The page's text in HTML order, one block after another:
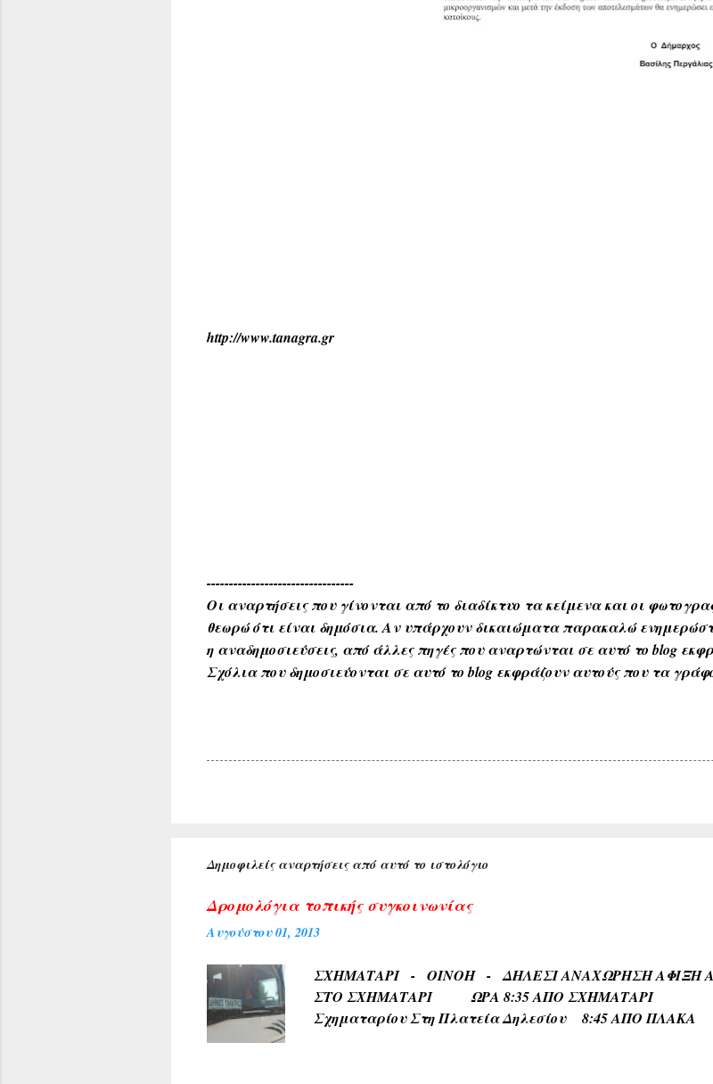
http://www.tanagra.gr
---------------------------------
Οι αναρτήσεις που γίνονται από το διαδίκτυο τα κείμενα και οι
θεωρώ ότι είναι δημόσια. Αν υπάρχουν δικαιώματα παρακαλώ
η αναδημοσιεύσεις, από άλλες πηγές που αναρτώνται σε αυτό το blog
Σχόλια που δημοσιεύονται σε αυτό το blog εκφράζουν αυτούς που τα
Δημοφιλείς αναρτήσεις από αυτό το ιστολόγιο
Δρομολόγια τοπικής συγκοινωνίας
Αυγούστου 01, 2013
ΣΧΗΜΑΤΑΡΙ - ΟΙΝΟΗ - ΔΗΛΕΣΙ
ΣΤΟ ΣΧΗΜΑΤΑΡΙ ΩΡΑ 8:35 ΑΠΟ ΣΧΗΜΑΤΑΡΙ
Σχηματαρίου Στη Πλατεία Δηλεσίου 8:45 ΑΠΟ